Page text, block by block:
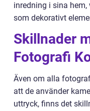
inredning i sina
som dekorativt
Skillnader
Fotografi
Även om alla
att de använder
uttryck, finns det